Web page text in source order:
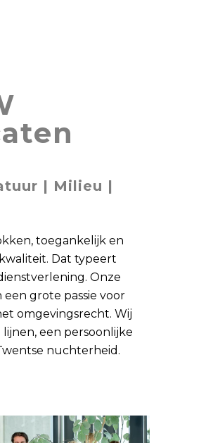
| Milieu |
toegankelijk en
Dat typeert
Onze
grote passie voor
omgevingsrecht. Wij
een persoonlijke
nuchterheid.